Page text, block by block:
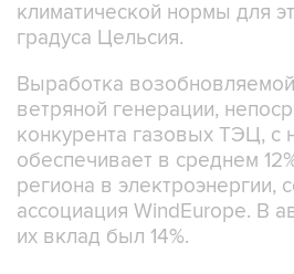
климатической нормы для
градуса Цельсия.
Выработка
ветряной генерации,
конкурента газовых ТЭЦ, с
обеспечивает в среднем
региона в электроэнергии,
ассоциация WindEurope. В
их вклад был 14%.